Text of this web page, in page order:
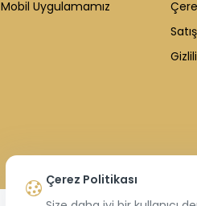
Mobil Uygulamamız
Çerez Politikası